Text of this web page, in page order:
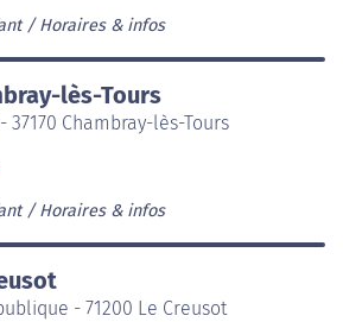
Horaires & infos
lès-Tours
37170 Chambray-lès-Tours
Horaires & infos
- 71200 Le Creusot